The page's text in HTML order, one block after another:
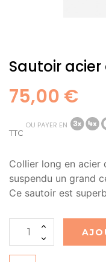
Sautoir acier
75,00 €
TTC
OU PAYER EN
Collier long en acier
suspendu un grand
Ce sautoir est